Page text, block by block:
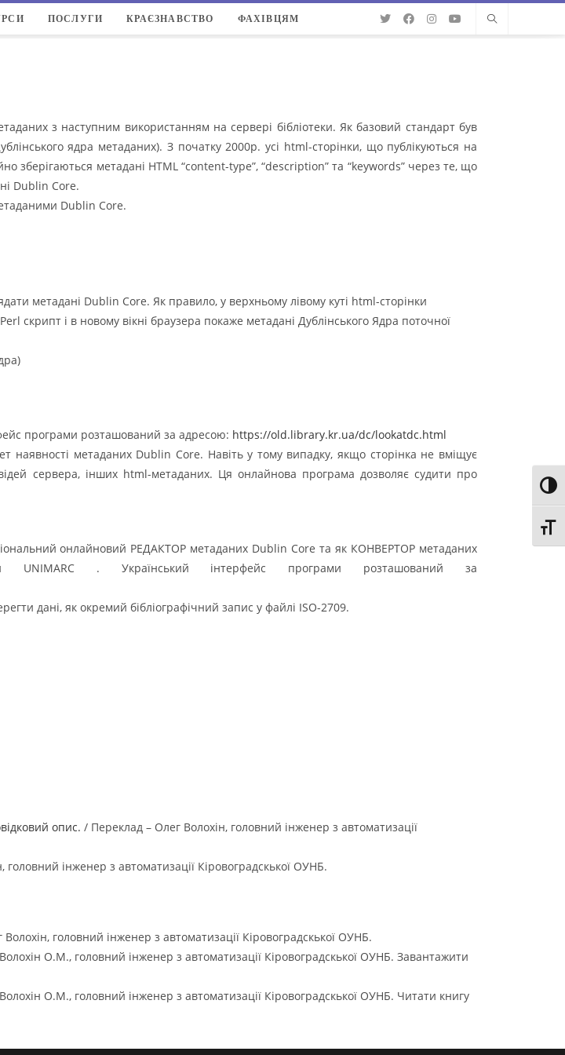
ПОСЛУГИ КРАЄЗНАВСТВО ФАХІВЦЯМ
з наступним використанням на сервері бібліотеки. Як базовий стандарт був
ядра метаданих). З початку 2000р. усі html-сторінки, що публікуються на
метадані HTML “content-type”, “description” та “keywords” через те, що
Dublin Core.
Dublin Core.
метадані Dublin Core. Як правило, у верхньому лівому куті html-сторінки
скрипт і в новому вікні браузера покаже метадані Дублінського Ядра поточної
програми розташований за адресою: https://old.library.kr.ua/dc/lookatdc.html
наявності метаданих Dublin Core. Навіть у тому випадку, якщо сторінка не вміщує
сервера, інших html-метаданих. Ця онлайнова програма дозволяє судити про
онлайновий РЕДАКТОР метаданих Dublin Core та як КОНВЕРТОР метаданих
. Український інтерфейс програми розташований за
дані, як окремий бібліографічний запис у файлі ISO-2709.
опис. / Переклад – Олег Волохін, головний інженер з автоматизації
головний інженер з автоматизації Кіровоградскької ОУНБ.
Волохін, головний інженер з автоматизації Кіровоградскької ОУНБ.
О.М., головний інженер з автоматизації Кіровоградскької ОУНБ. Завантажити
О.М., головний інженер з автоматизації Кіровоградскької ОУНБ. Читати книгу